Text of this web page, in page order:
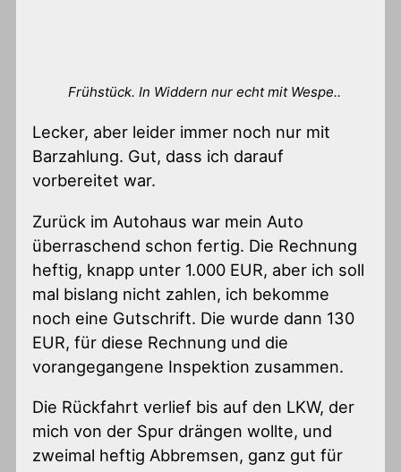
Frühstück. In Widdern nur echt mit Wespe..
Lecker, aber leider immer noch nur mit
Barzahlung. Gut, dass ich darauf
vorbereitet war.
Zurück im Autohaus war mein Auto
überraschend schon fertig. Die Rechnung
heftig, knapp unter 1.000 EUR, aber ich soll
mal bislang nicht zahlen, ich bekomme
noch eine Gutschrift. Die wurde dann 130
EUR, für diese Rechnung und die
vorangegangene Inspektion zusammen.
Die Rückfahrt verlief bis auf den LKW, der
mich von der Spur drängen wollte, und
zweimal heftig Abbremsen, ganz gut für